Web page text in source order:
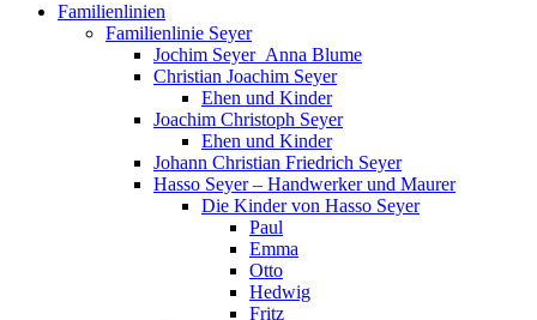
Familienlinien
Familienlinie Seyer
Jochim Seyer_Anna Blume
Christian Joachim Seyer
Ehen und Kinder
Joachim Christoph Seyer
Ehen und Kinder
Johann Christian Friedrich Seyer
Hasso Seyer – Handwerker und Maurer
Die Kinder von Hasso Seyer
Paul
Emma
Otto
Hedwig
Fritz